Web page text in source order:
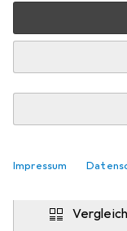
Impressum
Mehr als 10
Lieferort
Shopping Factory